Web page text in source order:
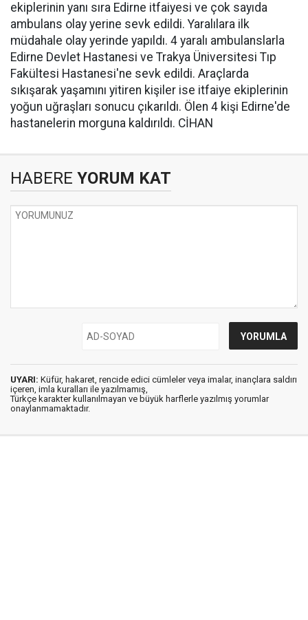
ekiplerinin yanı sıra Edirne itfaiyesi ve çok sayıda
ambulans olay yerine sevk edildi. Yaralılara ilk
müdahale olay yerinde yapıldı. 4 yaralı ambulanslarla
Edirne Devlet Hastanesi ve Trakya Üniversitesi Tıp
Fakültesi Hastanesi'ne sevk edildi. Araçlarda
sıkışarak yaşamını yitiren kişiler ise itfaiye ekiplerinin
yoğun uğraşları sonucu çıkarıldı. Ölen 4 kişi Edirne'de
hastanelerin morguna kaldırıldı. CİHAN
HABERE YORUM KAT
UYARI: Küfür, hakaret, rencide edici cümleler veya imalar, inançlara saldırı
içeren, imla kuralları ile yazılmamış,
Türkçe karakter kullanılmayan ve büyük harflerle yazılmış yorumlar
onaylanmamaktadır.